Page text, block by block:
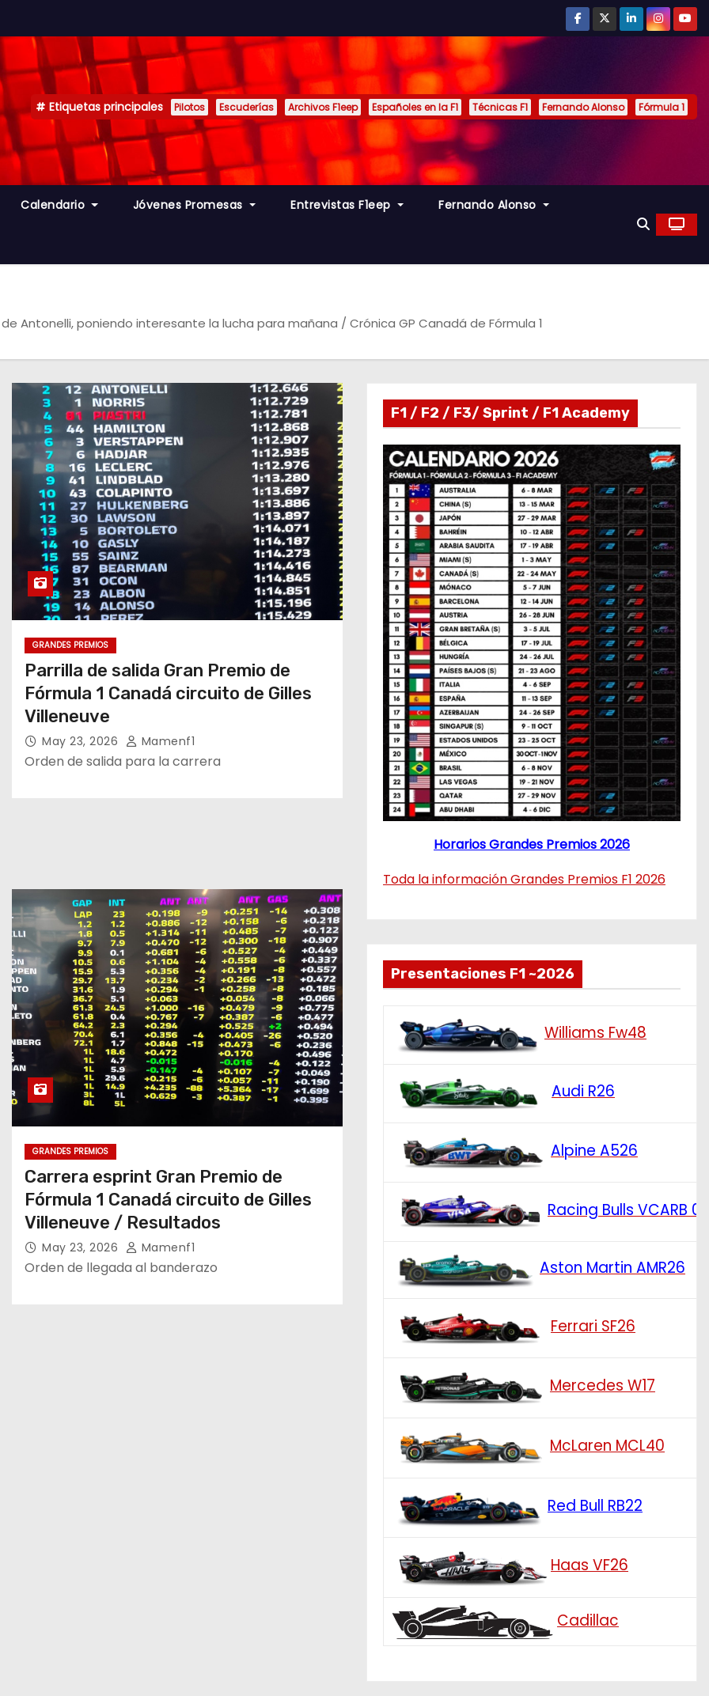
Etiquetas principales Pilotos Escuderías Archivos F1eep Españoles en la F1 Técnicas F1 Fernando Alonso Fórmula 1
Calendario Jóvenes Promesas Entrevistas F1eep Fernando Alonso
Antonelli, poniendo interesante la lucha para mañana / Crónica GP Canadá de Fórmula 1
GRANDES PREMIOS
Parrilla de salida Gran Premio de
Fórmula 1 Canadá circuito de Gilles
Villeneuve
May 23, 2026 Mamenf1
Orden de salida para la carrera
GRANDES PREMIOS
Carrera esprint Gran Premio de
Fórmula 1 Canadá circuito de Gilles
Villeneuve / Resultados
May 23, 2026 Mamenf1
Orden de llegada al banderazo
F1 / F2 / F3/ Sprint / F1 Academy
Horarios Grandes Premios 2026
Toda la información Grandes Premios F1 2026
Presentaciones F1 ~2026
Williams Fw48
Audi R26
Alpine A526
Racing Bulls VCARB 03
Aston Martin AMR26
Ferrari SF26
Mercedes W17
McLaren MCL40
Red Bull RB22
Haas VF26
Cadillac